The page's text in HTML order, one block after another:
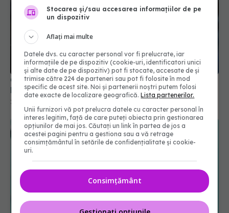
Creștere îngrijorătoare a cazurilor COVID-19 în
România
25 aug 2025, 22:31
Stocarea și/sau accesarea informațiilor de pe
un dispozitiv
Aflați mai multe
Datele dvs. cu caracter personal vor fi prelucrate, iar
informațiile de pe dispozitiv (cookie-uri, identificatori unici
și alte date de pe dispozitiv) pot fi stocate, accesate de și
trimise către 224 de parteneri sau pot fi folosite în mod
specific de acest site. Noi și partenerii noștri putem folosi
date exacte de localizare geografică.Lista partenerilor.
Unii furnizori vă pot prelucra datele cu caracter personal în
interes legitim, față de care puteți obiecta prin gestionarea
opțiunilor de mai jos. Căutați un link în partea de jos a
acestei pagini pentru a gestiona sau a vă retrage
consimțământul în setările de confidențialitate și cookie-
uri.
Consimțământ